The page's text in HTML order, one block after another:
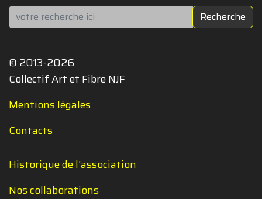
Rechercher Recherche
© 2013-2026
Collectif Art et Fibre NJF
Mentions légales
Contacts
Historique de l'association
Nos collaborations